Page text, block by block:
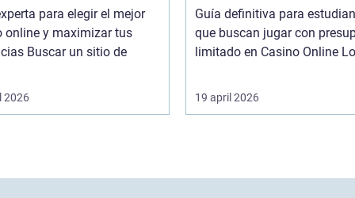
para elegir el mejor
online y maximizar tus
un sitio de
2026
limitado en Casino
Guía definitiva para
que buscan jugar con
limitado
19 april 2026